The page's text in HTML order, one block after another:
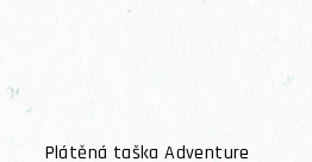
Plátěná taška Adventure